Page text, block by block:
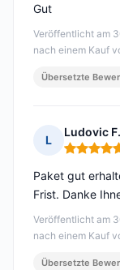
Veröffentlicht am
nach einem Kauf
Gut
Übersetzte
L
Ludovic F.
Hinweis:
Veröffentlicht am
nach einem Kauf
Paket gut
Frist. Danke
Übersetzte